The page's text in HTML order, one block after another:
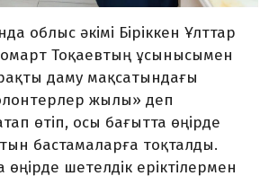
облыс әкімі Біріккен Ұлттар
Тоқаевтың ұсынысымен
даму мақсатындағы
жылы» деп
өтіп, осы бағытта өңірде
бастамаларға тоқталды.
шетелдік еріктілермен